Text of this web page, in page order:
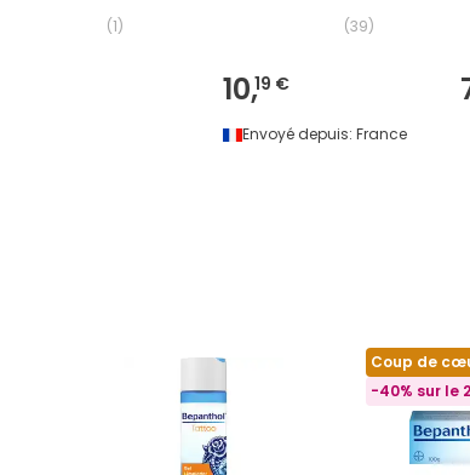
(1) (39)
10,19 €
Envoyé depuis: France
Coup de
-40% sur le